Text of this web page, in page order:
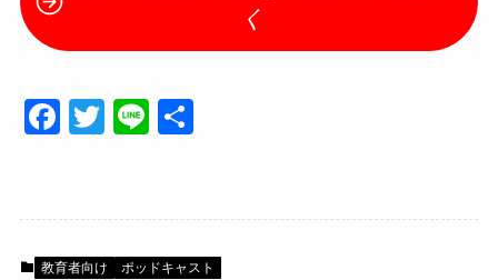
く
F
e
b
T
er
Li
教育者向け ポッドキャスト